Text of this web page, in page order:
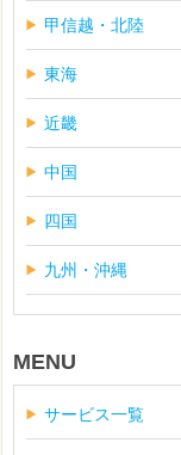
甲信越・北陸
東海
近畿
中国
四国
九州・沖縄
MENU
サービス一覧